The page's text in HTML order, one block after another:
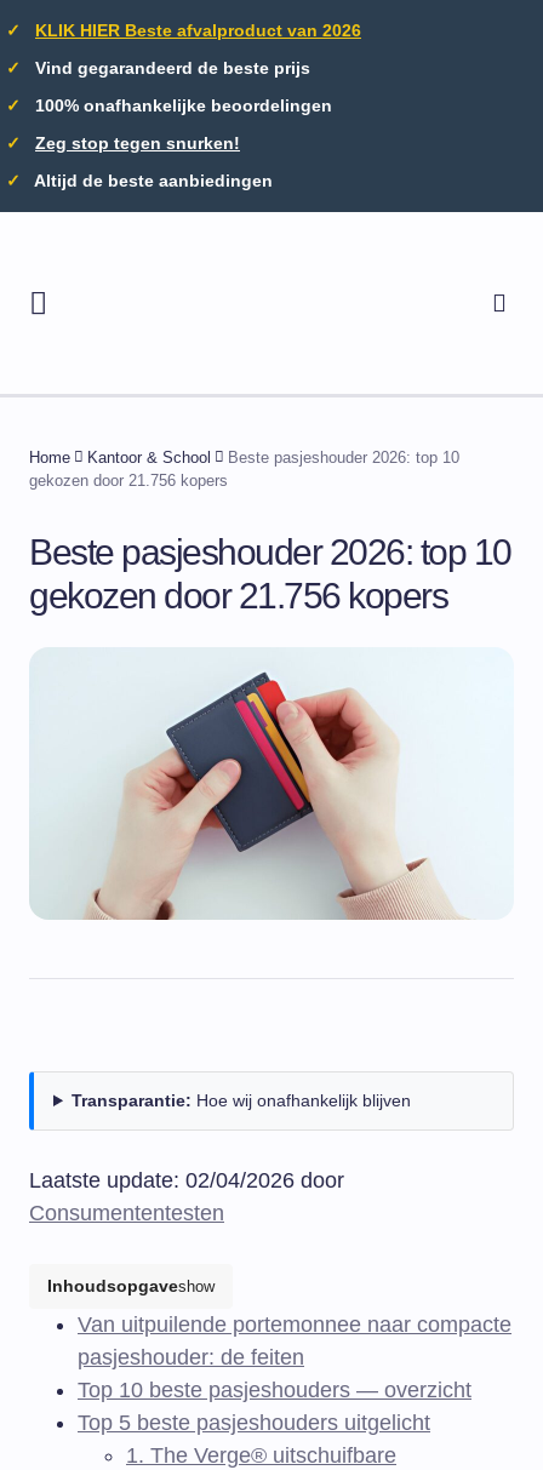
✓
KLIK HIER Beste afvalproduct van 2026
✓
Vind gegarandeerd de beste prijs
✓
100% onafhankelijke beoordelingen
✓
Zeg stop tegen snurken!
✓
Altijd de beste aanbiedingen
Home Kantoor & School
Beste pasjeshouder 2026: top 10
gekozen door 21.756 kopers
Beste pasjeshouder 2026: top 10
gekozen door 21.756 kopers
Transparantie: Hoe wij onafhankelijk blijven
Laatste update: 02/04/2026 door
Consumententesten
Inhoudsopgaveshow
Van uitpuilende portemonnee naar compacte
pasjeshouder: de feiten
Top 10 beste pasjeshouders — overzicht
Top 5 beste pasjeshouders uitgelicht
1. The Verge® uitschuifbare